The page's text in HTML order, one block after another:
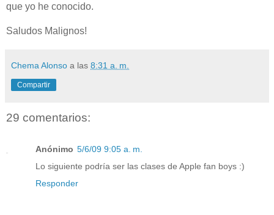
que yo he conocido.
Saludos Malignos!
Chema Alonso a las 8:31 a. m.
Compartir
29 comentarios:
Anónimo 5/6/09 9:05 a. m.
Lo siguiente podría ser las clases de Apple fan boys :)
Responder